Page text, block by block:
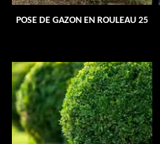
POSE DE GAZON EN ROULEAU 25